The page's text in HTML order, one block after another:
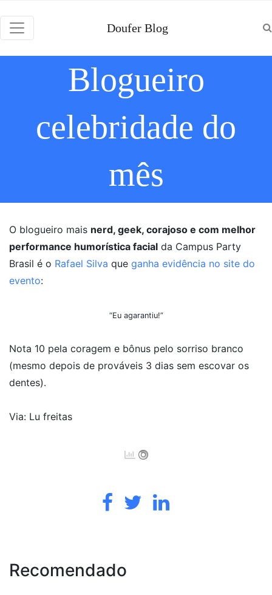
Doufer Blog
Blogueiro
celebridade do
mês
O blogueiro mais nerd, geek, corajoso e com melhor
performance humorística facial da Campus Party
Brasil é o Rafael Silva que ganha evidência no site do
evento:
“Eu agarantiu!”
Nota 10 pela coragem e bônus pelo sorriso branco
(mesmo depois de prováveis 3 dias sem escovar os
dentes).
Via: Lu freitas
Recomendado